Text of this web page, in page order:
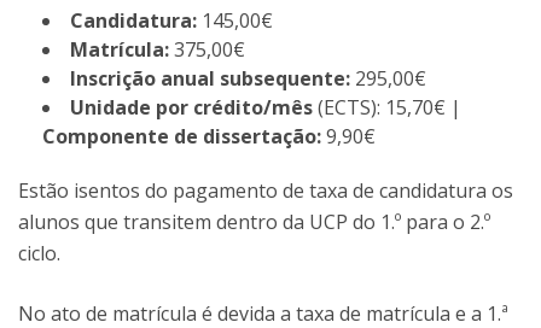
Candidatura: 145,00€
Matrícula:375,00€
Inscrição anual subsequente: 295,00€
Unidade por crédito/mês(ECTS): 15,70€ |
Componente de dissertação:9,90€
Estão isentos do pagamento de taxa de candidatura os
alunos que transitem dentro da UCP do 1.º para o 2.º
ciclo.
No ato de matrícula é devida a taxa de matrícula e a 1.ª